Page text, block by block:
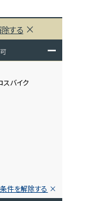
する
ー
スバイク
件を解除する